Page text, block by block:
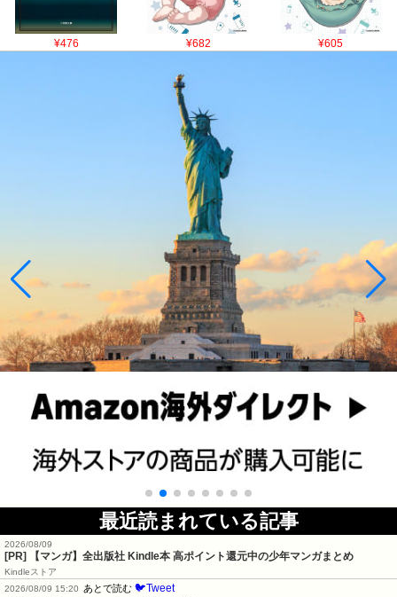
¥476 ¥682 ¥605
最近読まれている記事
2026/08/09
[PR] 【マンガ】全出版社 Kindle本 高ポイント還元中の少年マンガまとめ
Kindleストア
2026/08/09 15:20
あとで読む 🐦Tweet